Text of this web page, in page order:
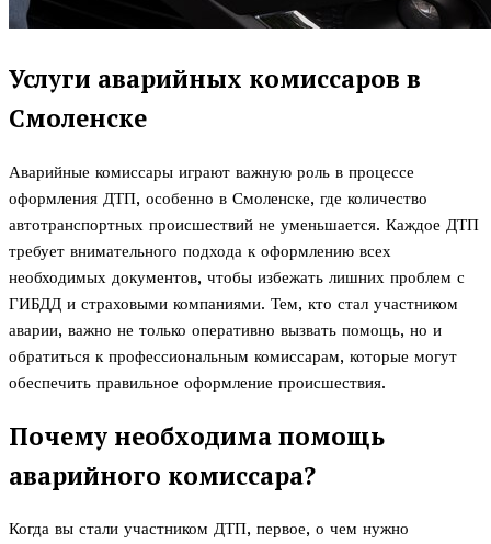
Услуги аварийных комиссаров в
Смоленске
Аварийные комиссары играют важную роль в процессе
оформления ДТП, особенно в Смоленске, где количество
автотранспортных происшествий не уменьшается. Каждое ДТП
требует внимательного подхода к оформлению всех
необходимых документов, чтобы избежать лишних проблем с
ГИБДД и страховыми компаниями. Тем, кто стал участником
аварии, важно не только оперативно вызвать помощь, но и
обратиться к профессиональным комиссарам, которые могут
обеспечить правильное оформление происшествия.
Почему необходима помощь
аварийного комиссара?
Когда вы стали участником ДТП, первое, о чем нужно